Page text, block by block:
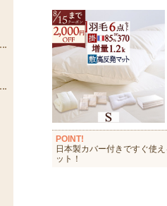
POINT!
日本製カバー付きですぐ使
ット！